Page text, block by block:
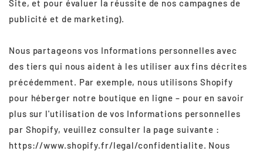
Site, et pour évaluer la réussite de nos campagnes de
publicité et de marketing).
Nous partageons vos Informations personnelles avec
des tiers qui nous aident à les utiliser aux fins décrites
précédemment. Par exemple, nous utilisons Shopify
pour héberger notre boutique en ligne – pour en savoir
plus sur l'utilisation de vos Informations personnelles
par Shopify, veuillez consulter la page suivante :
https://www.shopify.fr/legal/confidentialite. Nous